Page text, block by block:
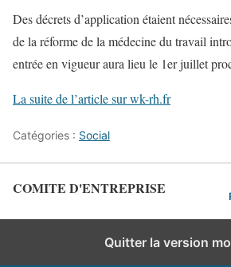
Des décrets d’application étaient
de la réforme de la médecine du travail
entrée en vigueur aura lieu le 1er juillet
La suite de l’article sur wk-rh.fr
Catégories : Social
COMITE D'ENTREPRISE
Quitter la version